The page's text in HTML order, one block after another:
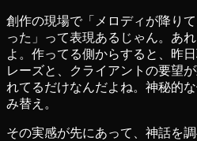
創作の現場で「メロディが降り
った」って表現あるじゃん。あ
よ。作ってる側からすると、昨
レーズと、クライアントの要望
れてるだけなんだよね。神秘的
み替え。
その実感が先にあって、神話を